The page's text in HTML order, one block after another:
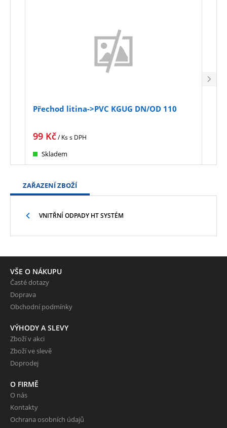
Přechod litina->PVC KGUG DN/OD 110
99 Kč/ Kss DPH
Skladem
ZAŘAZENÍ ZBOŽÍ
VNITŘNÍ ODPADY HT SYSTÉM
VŠE O NÁKUPU
Časté dotazy
Doprava
Obchodní podmínky
VÝHODY A SLEVY
Zboží v akci
Zboží ve slevě
Doprodej
O FIRMĚ
O nás
Kontakty
Ochrana osobních údajů